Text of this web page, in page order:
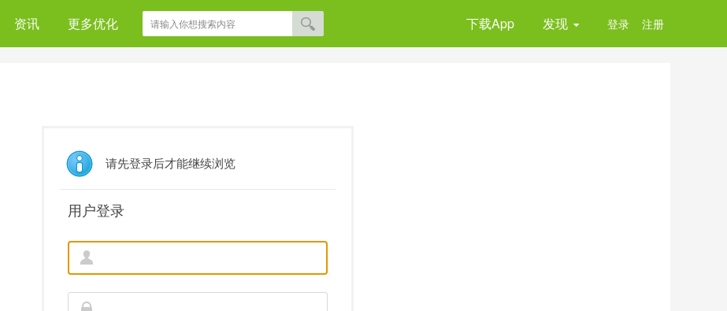
资讯 更多优化 下载App 发现 登录 注册
请先登录后才能继续浏览
用户登录